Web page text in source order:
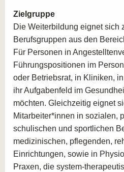
Zielgruppe
Die Weiterbildung eignet sich
Berufsgruppen aus den
Für Personen in
Führungspositionen im
oder Betriebsrat, in Kliniken,
ihr Aufgabenfeld im
möchten. Gleichzeitig eignet
Mitarbeiter*innen in sozialen,
schulischen und sportlichen
medizinischen, pflegenden,
Einrichtungen, sowie in
Praxen, die system-